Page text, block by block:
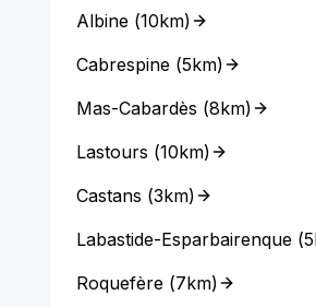
Albine(10km)
Cabrespine(5km)
Mas-Cabardès (8km)
Lastours (10km)
Castans (3km)
Labastide-Esparbairenque(
Roquefère(7km)